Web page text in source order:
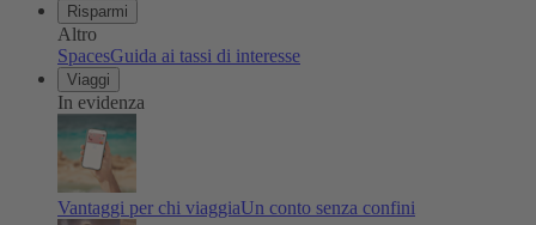
Risparmi
Altro
SpacesGuida ai tassi di interesse
Viaggi
In evidenza
Vantaggi per chi viaggiaUn conto senza confini